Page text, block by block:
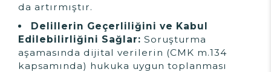
da artırmıştır.
Delillerin Geçerliliğini ve Kabul
Edilebilirliğini Sağlar: Soruşturma
aşamasında dijital verilerin (CMK m.134
kapsamında) hukuka uygun toplanması